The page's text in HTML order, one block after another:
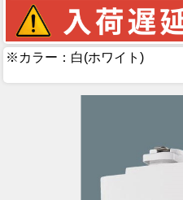
※カラー：白(ホワイト)